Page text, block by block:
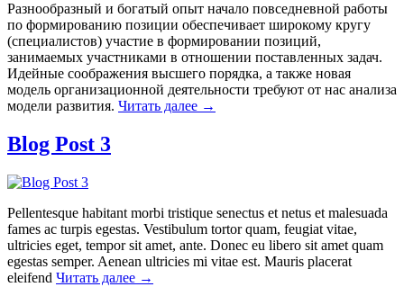
Разнообразный и богатый опыт начало повседневной работы
по формированию позиции обеспечивает широкому кругу
(специалистов) участие в формировании позиций,
занимаемых участниками в отношении поставленных задач.
Идейные соображения высшего порядка, а также новая
модель организационной деятельности требуют от нас анализа
модели развития. Читать далее →
Blog Post 3
Pellentesque habitant morbi tristique senectus et netus et malesuada
fames ac turpis egestas. Vestibulum tortor quam, feugiat vitae,
ultricies eget, tempor sit amet, ante. Donec eu libero sit amet quam
egestas semper. Aenean ultricies mi vitae est. Mauris placerat
eleifend Читать далее →